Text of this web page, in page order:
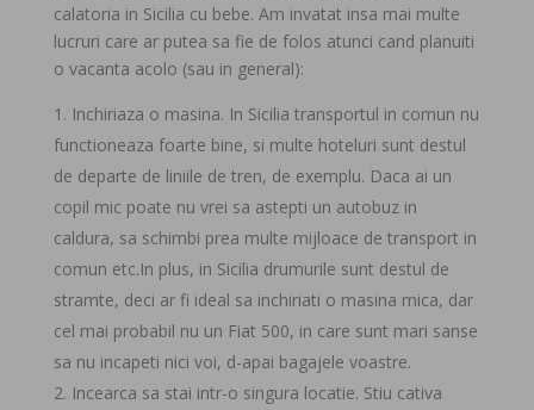
calatoria in Sicilia cu bebe. Am invatat insa mai multe
lucruri care ar putea sa fie de folos atunci cand planuiti
o vacanta acolo (sau in general):
Inchiriaza o masina. In Sicilia transportul in comun nu
functioneaza foarte bine, si multe hoteluri sunt destul
de departe de liniile de tren, de exemplu. Daca ai un
copil mic poate nu vrei sa astepti un autobuz in
caldura, sa schimbi prea multe mijloace de transport in
comun etc.In plus, in Sicilia drumurile sunt destul de
stramte, deci ar fi ideal sa inchiriati o masina mica, dar
cel mai probabil nu un Fiat 500, in care sunt mari sanse
sa nu incapeti nici voi, d-apai bagajele voastre.
Incearca sa stai intr-o singura locatie. Stiu cativa